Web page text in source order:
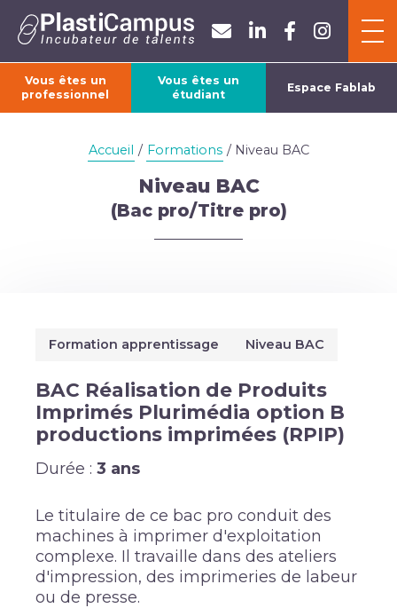
Vous êtes un
professionnel
Vous êtes un
étudiant
Espace Fablab
ACCUEIL
L’ASSOCIATION
CONTACT
Accueil / Formations / Niveau BAC
Niveau BAC
(Bac pro/Titre pro)
Formation apprentissage Niveau BAC
BAC Réalisation de Produits
Imprimés Plurimédia option B
productions imprimées (RPIP)
Durée : 3 ans
Le titulaire de ce bac pro conduit des
machines à imprimer d'exploitation
complexe. Il travaille dans des ateliers
d'impression, des imprimeries de labeur
ou de presse.
Panneau de gestion des cookies